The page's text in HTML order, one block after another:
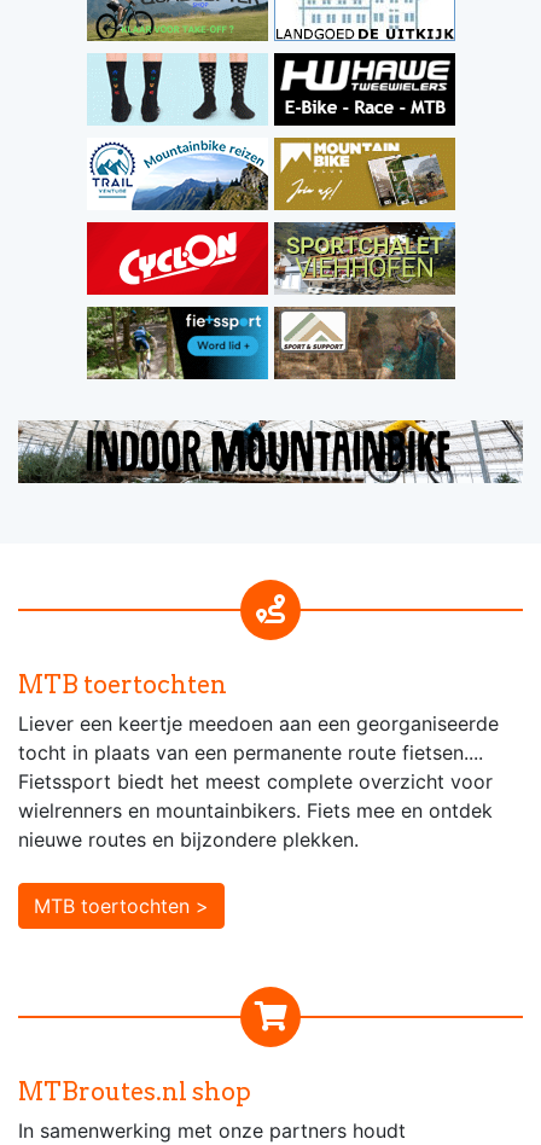
MTB toertochten
Liever een keertje meedoen aan een georganiseerde
tocht in plaats van een permanente route fietsen....
Fietssport biedt het meest complete overzicht voor
wielrenners en mountainbikers. Fiets mee en ontdek
nieuwe routes en bijzondere plekken.
MTB toertochten >
MTBroutes.nl shop
In samenwerking met onze partners houdt